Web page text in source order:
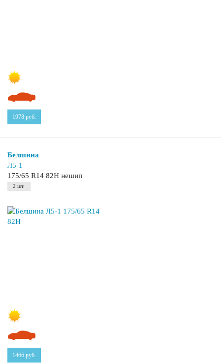
1978 руб.
Белшина
Л5-1
175/65 R14 82H нешип
2 шт.
1466 руб.